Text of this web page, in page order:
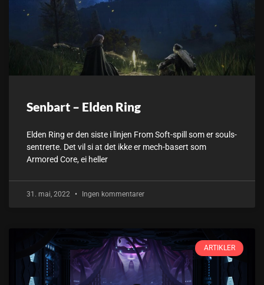
Senbart – Elden Ring
Elden Ring er den siste i linjen From Soft-spill som er souls-
sentrerte. Det vil si at det ikke er mech-basert som
Armored Core, ei heller
31. mai, 2022 Ingen kommentarer
ARTIKLER